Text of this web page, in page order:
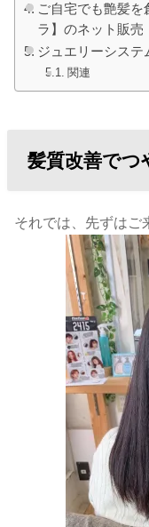
ご自宅でも艶髪
ラ】のネット販売
ジュエリーシステ
関連
髪質改善でつ
それでは、先ずはご